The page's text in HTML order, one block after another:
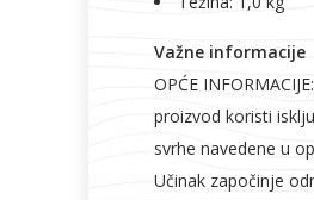
Važne informacije
OPĆE
proizvod koristi
svrhe navedene u
Učinak započinje